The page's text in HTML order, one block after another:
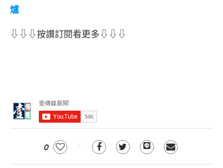
爐
⇩⇩⇩按讚訂閱看更多⇩⇩⇩
0